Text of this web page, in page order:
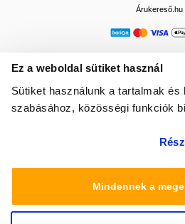
Ez a weboldal sütiket használ
Sütiket használunk a tartalmak
szabásához, közösségi funkciók
média-, hirdető- és elemező
amelyeket Ön adott meg
használt más szolgáltatásokból
Mindennek a
Árukereső.hu